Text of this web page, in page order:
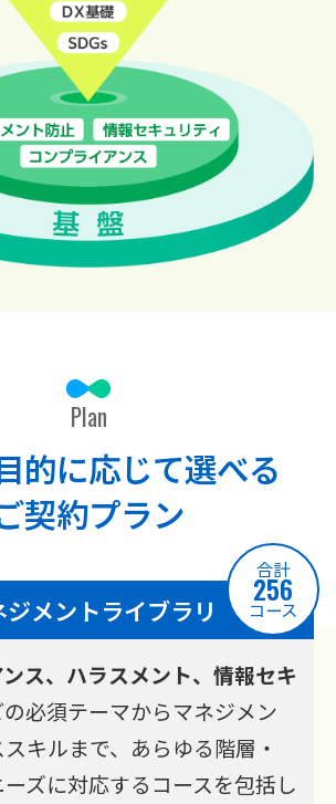
Plan
的に応じて選べる
契約プラン
ジメントライブラリ
合計
256
コース
ス、ハラスメント、情報セキ
の必須テーマからマネジメン
キルまで、あらゆる階層・
ズに対応するコースを包括し